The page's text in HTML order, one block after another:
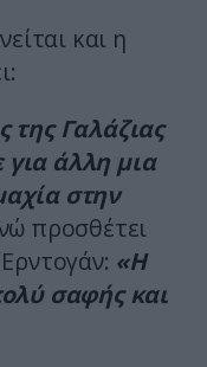
και η
της Γαλάζιας
άλλη μια
στην
προσθέτει
«Η
σαφής και